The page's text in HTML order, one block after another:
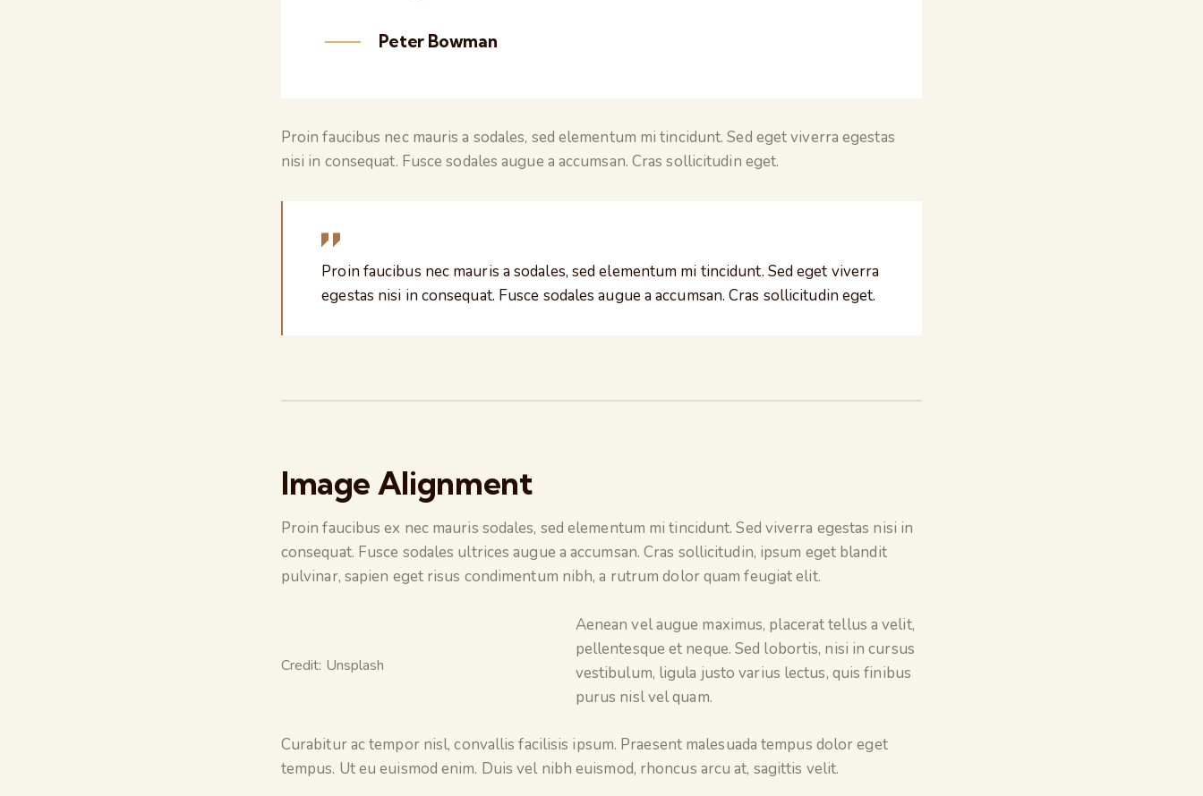
Peter Bowman
Proin faucibus nec mauris a sodales, sed elementum mi tincidunt. Sed eget viverra egestas
nisi in consequat. Fusce sodales augue a accumsan. Cras sollicitudin eget.
Proin faucibus nec mauris a sodales, sed elementum mi tincidunt. Sed eget viverra
egestas nisi in consequat. Fusce sodales augue a accumsan. Cras sollicitudin eget.
Image Alignment
Proin faucibus ex nec mauris sodales, sed elementum mi tincidunt. Sed viverra egestas nisi in
consequat. Fusce sodales ultrices augue a accumsan. Cras sollicitudin, ipsum eget blandit
pulvinar, sapien eget risus condimentum nibh, a rutrum dolor quam feugiat elit.
Credit: Unsplash
Aenean vel augue maximus, placerat tellus a velit,
pellentesque et neque. Sed lobortis, nisi in cursus
vestibulum, ligula justo varius lectus, quis finibus
purus nisl vel quam.
Curabitur ac tempor nisl, convallis facilisis ipsum. Praesent malesuada tempus dolor eget
tempus. Ut eu euismod enim. Duis vel nibh euismod, rhoncus arcu at, sagittis velit.